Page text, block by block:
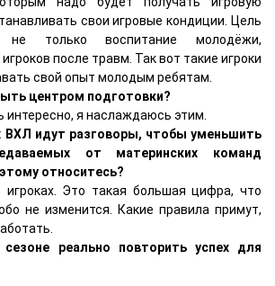
свои игровые кондиции. Цель
только воспитание молодёжи,
после травм. Так вот такие игроки
свой опыт молодым ребятам.
центром подготовки?
интересно, я наслаждаюсь этим.
ВХЛ идут разговоры, чтобы уменьшить
от материнских команд
относитесь?
Это такая большая цифра, что
не изменится. Какие правила примут,
реально повторить успех для